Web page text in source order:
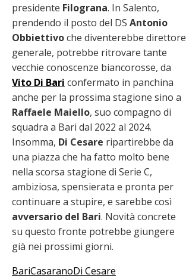
presidente Filograna. In Salento,
prendendo il posto del DS Antonio
Obbiettivoche diventerebbe direttore
generale, potrebbe ritrovare tante
vecchie conoscenze biancorosse, da
Vito Di Bari confermato in panchina
anche per la prossima stagione sino a
Raffaele Maiello, suo compagno di
squadra a Bari dal 2022 al 2024.
Insomma, Di Cesare ripartirebbe da
una piazza che ha fatto molto bene
nella scorsa stagione di Serie C,
ambiziosa, spensierata e pronta per
continuare a stupire, e sarebbe così
avversario del Bari. Novità concrete
su questo fronte potrebbe giungere
già nei prossimi giorni.
BariCasaranoDi Cesare